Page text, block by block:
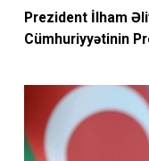
Prezident İlham
Cümhuriyyətinin